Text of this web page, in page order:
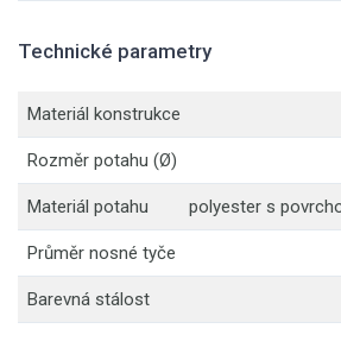
Technické parametry
Materiál konstrukce
Rozměr potahu (Ø)
Materiál potahu polyester s
Průměr nosné tyče
Barevná stálost